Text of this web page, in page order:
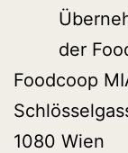
der
Foodcoop
1080 Wien